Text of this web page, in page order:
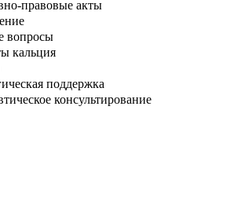
правовые акты
вопросы
кальция
поддержка
консультирование